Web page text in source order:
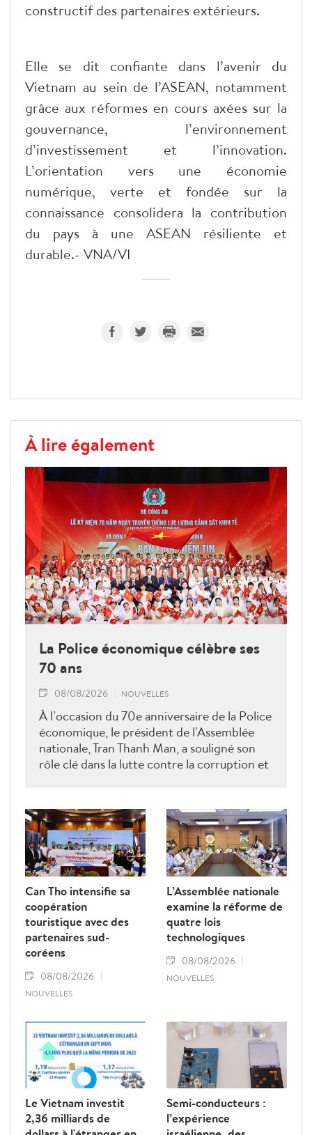
constructif des partenaires extérieurs.
Elle se dit confiante dans l’avenir du
Vietnam au sein de l’ASEAN, notamment
grâce aux réformes en cours axées sur la
gouvernance, l’environnement
d’investissement et l’innovation.
L’orientation vers une économie
numérique, verte et fondée sur la
connaissance consolidera la contribution
du pays à une ASEAN résiliente et
durable.- VNA/VI
À lire également
La Police économique célèbre ses
70 ans
08/08/2026 NOUVELLES
À l’occasion du 70e anniversaire de la Police
économique, le président de l’Assemblée
nationale, Tran Thanh Man, a souligné son
rôle clé dans la lutte contre la corruption et
Can Tho intensifie sa
coopération
touristique avec des
partenaires sud-
coréens
08/08/2026
NOUVELLES
L’Assemblée nationale
examine la réforme de
quatre lois
technologiques
08/08/2026
NOUVELLES
Le Vietnam investit
2,36 milliards de
Semi-conducteurs :
l’expérience